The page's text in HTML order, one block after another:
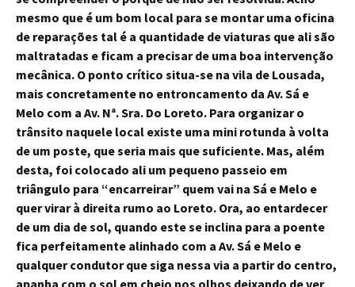
mesmo que é um bom local para se montar uma oficina
de reparações tal é a quantidade de viaturas que ali são
maltratadas e ficam a precisar de uma boa intervenção
mecânica. O ponto crítico situa-se na vila de Lousada,
mais concretamente no entroncamento da Av. Sá e
Melo com a Av. Nª. Sra. Do Loreto. Para organizar o
trânsito naquele local existe uma mini rotunda à volta
de um poste, que seria mais que suficiente. Mas, além
desta, foi colocado ali um pequeno passeio em
triângulo para “encarreirar” quem vai na Sá e Melo e
quer virar à direita rumo ao Loreto. Ora, ao entardecer
de um dia de sol, quando este se inclina para a poente
fica perfeitamente alinhado com a Av. Sá e Melo e
qualquer condutor que siga nessa via a partir do centro,
apanha com o sol em cheio nos olhos deixando de ver